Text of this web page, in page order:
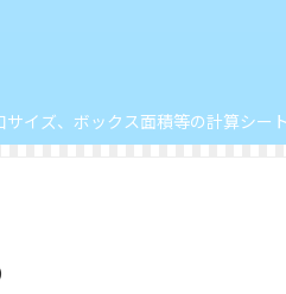
サイズ、ボックス面積等の計算シート